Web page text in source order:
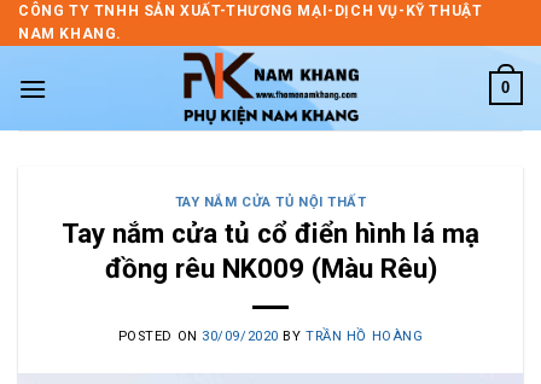
Skip
to
CÔNG TY TNHH SẢN XUẤT-THƯƠNG MẠI-DỊCH VỤ-KỸ THUẬT
NAM KHANG.
0
TAY NẮM CỬA TỦ NỘI THẤT
Tay nắm cửa tủ cổ điển hình lá mạ
đồng rêu NK009 (Màu Rêu)
POSTED ON 30/09/2020 BYTRẦN HỒ HOÀNG